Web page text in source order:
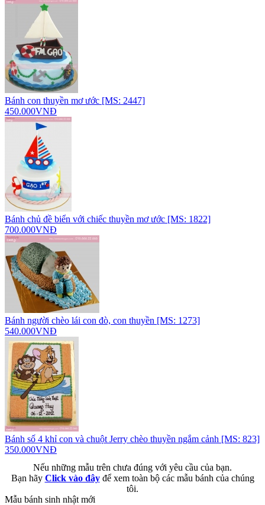
Bánh con thuyền mơ ước [MS: 2447]
450.000VNĐ
Bánh chủ đề biển với chiếc thuyền mơ ước [MS: 1822]
700.000VNĐ
Bánh người chèo lái con đò, con thuyền [MS: 1273]
540.000VNĐ
Bánh số 4 khỉ con và chuột Jerry chèo thuyền ngắm cảnh [MS: 823]
350.000VNĐ
Nếu những mẫu trên chưa đúng với yêu cầu của bạn.
Bạn hãy Click vào đâyđể xem toàn bộ các mẫu bánh của chúng
tôi.
Mẫu bánh sinh nhật mới